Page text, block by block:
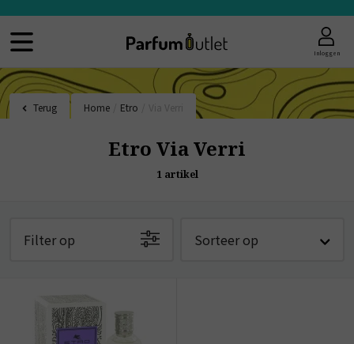
Inloggen
Terug Home Etro
Etro Via Verri
1 artikel
Filter op Sorteer op